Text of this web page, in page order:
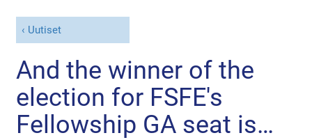
Uutiset
And the winner of the
election for FSFE's
Fellowship GA seat is…